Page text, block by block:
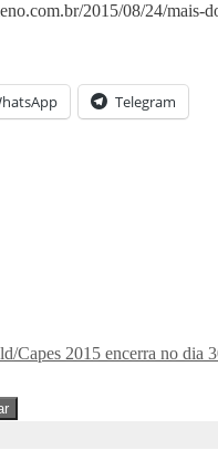
2015/08/24/mais-
Telegram
Capes 2015 encerra no dia